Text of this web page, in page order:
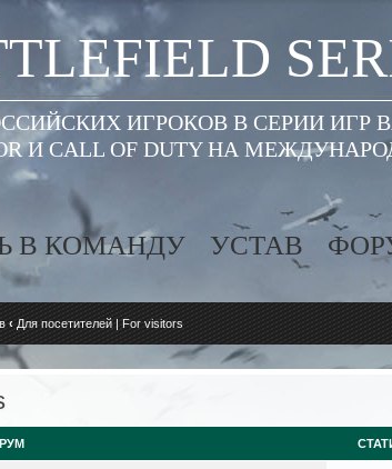
ИГРОКОВ В СЕРИИ ИГР
И CALL OF DUTY НА
В КОМАНДУ УСТАВ
‹ Для посетителей | For visitors